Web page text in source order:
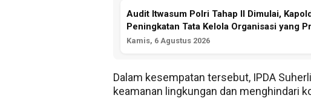
Audit Itwasum Polri Tahap II Dimulai,
Peningkatan Tata Kelola Organisasi yang
Kamis, 6 Agustus 2026
Dalam kesempatan tersebut, IPDA
keamanan lingkungan dan menghindari